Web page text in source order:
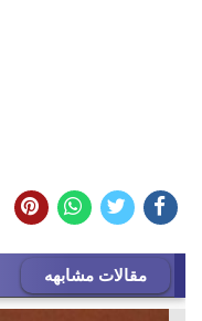
مقالات مشابهه